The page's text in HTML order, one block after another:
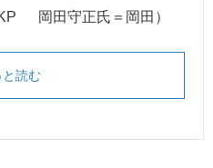
岡田守正氏＝岡田）
と読む